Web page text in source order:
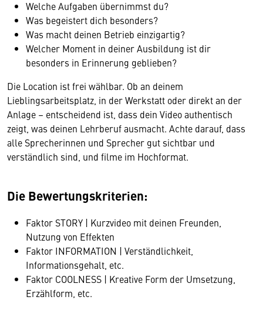
Welche Aufgaben übernimmst du?
Was begeistert dich besonders?
Was macht deinen Betrieb einzig­artig?
Welcher Moment in deiner Ausbildung ist dir
besonders in Erinnerung geblieben?
Die Location ist frei wählbar. Ob an deinem
Lieblingsarbeitsplatz, in der Werkstatt oder direkt an der
Anlage – entscheidend ist, dass dein Video authentisch
zeigt, was deinen Lehrberuf ausmacht. Achte darauf, dass
alle Sprecherinnen und Sprecher gut sichtbar und
verständlich sind, und filme im Hochformat.
Die Bewertungskriterien:
Faktor STORY | Kurzvideo mit deinen Freunden,
Nutzung von Effekten
Faktor INFORMATION | Verständlichkeit,
Informationsgehalt, etc.
Faktor COOLNESS | Kreative Form der Umsetzung,
Erzählform, etc.